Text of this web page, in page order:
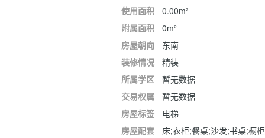
使用面积
0.00m²
附属面积
0m²
房屋朝向
东南
装修情况
精装
所属学区
暂无数据
交易权属
暂无数据
房屋标签
电梯
房屋配套
床;衣柜;餐桌;沙发;书桌;橱